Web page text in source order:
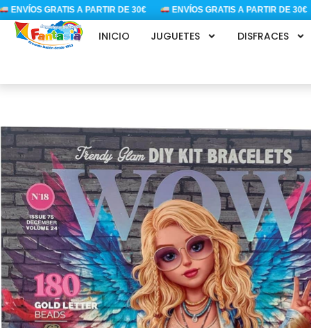
Ir
contenido
GRATIS A PARTIR DE 30€ ENVÍOS GRATIS A PARTIR DE 30€
INICIO JUGUETES DISFRACES